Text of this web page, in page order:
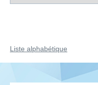
Liste alphabétique